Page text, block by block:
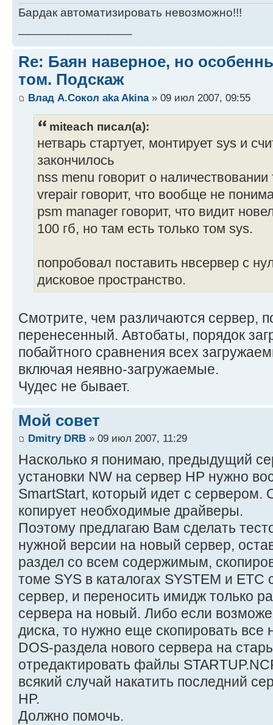
Бардак автоматизировать невозможно!!!
Re: Баян наверное, но
том. Подскаж
Влад А.Сокол aka Akina» 09 июл 2007, 09:55
miteach писал(а):
нетварь стартует, монтирует sys и
закончилось
nss menu говорит о
vrepair говорит, что вообще не
psm manager говорит, что видит
100 гб, но там есть только том sys.
попробовал поставить нвсервер с
дисковое пространство.
Смотрите, чем различаются сервер,
перенесенный. Автобаты, порядок
побайтного сравнения всех
включая неявно-загружаемые.
Чудес не бывает.
Мой совет
Dmitry DRB » 09 июл 2007, 11:29
Насколько я понимаю, предыдущий
установки NW на сервер HP нужно
SmartStart, который идет с сервером.
копирует необходимые драйверы.
Поэтому предлагаю Вам сделать
нужной версии на новый сервер,
раздел со всем содержимым,
томе SYS в каталогах SYSTEM и ETC
сервер, и переносить имидж только
сервера на новый. Либо если
диска, то нужно еще скопировать
DOS-раздела нового сервера на
отредактировать файлы
всякий случай накатить последний
HP.
Должно помочь.